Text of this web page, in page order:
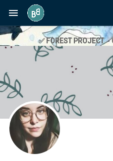
✅ FOREST PROJECT -